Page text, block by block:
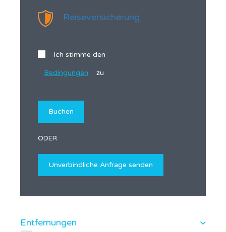
Reiseversicherung
Ich stimme den
Bedingungen zu
ODER
Entfernungen